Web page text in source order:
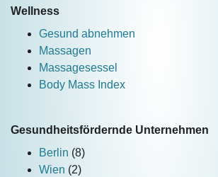
Wellness
Gesund abnehmen
Massagen
Massagesessel
Body Mass Index
Gesundheitsfördernde Unternehmen
Berlin (8)
Wien (2)